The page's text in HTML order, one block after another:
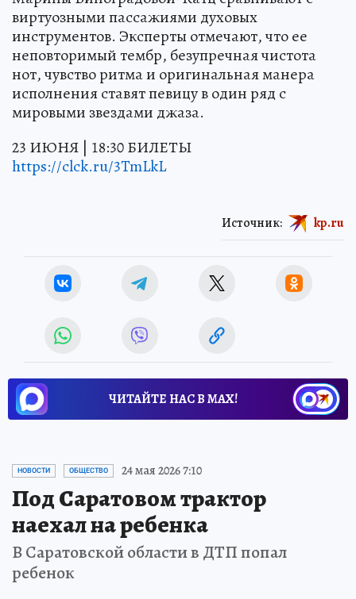
виртуозными пассажиями духовых
инструментов. Эксперты отмечают, что ее
неповторимый тембр, безупречная чистота
нот, чувство ритма и оригинальная манера
исполнения ставят певицу в один ряд с
мировыми звездами джаза.
23 ИЮНЯ | 18:30 БИЛЕТЫ
https://clck.ru/3TmLkL
Источник: kp.ru
ЧИТАЙТЕ НАС В МАХ!
НОВОСТИ ОБЩЕСТВО 24 мая 2026 7:10
Под Саратовом трактор
наехал на ребенка
В Саратовской области в ДТП попал
ребенок